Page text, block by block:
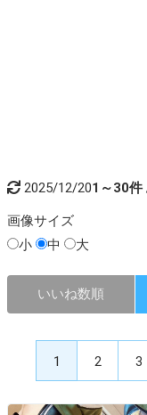
2025/12/201～30
画像サイズ
小
中 大
いいね数順
1 2 3